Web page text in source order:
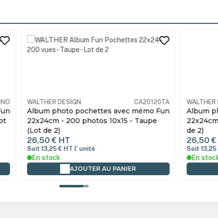
CA20120TA
avec mémo Fun
- Taupe
PANIER
WALTHER DESIGN
Album photo pochettes avec mémo
22x24cm - 200 photos 10x15 - Rose
Soit 13,25 €
AJOUTER AU PANIER